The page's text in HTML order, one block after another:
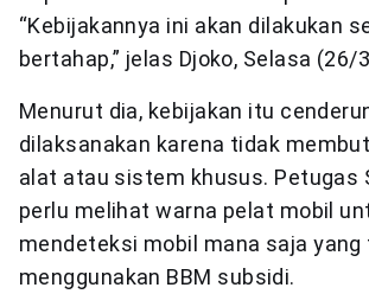
“Kebijakannya ini akan dilakukan
bertahap,” jelas Djoko, Selasa (26/
Menurut dia, kebijakan itu
dilaksanakan karena tidak
alat atau sistem khusus. Petugas
perlu melihat warna pelat mobil
mendeteksi mobil mana saja yang
menggunakan BBM subsidi.